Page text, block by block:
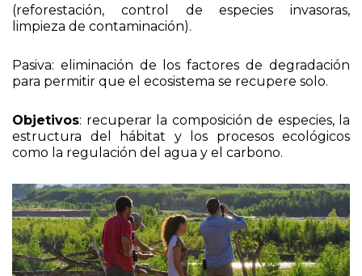
(reforestación, control de especies invasoras,
limpieza de contaminación).
Pasiva: eliminación de los factores de degradación
para permitir que el ecosistema se recupere solo.
Objetivos: recuperar la composición de especies, la
estructura del hábitat y los procesos ecológicos
como la regulación del agua y el carbono.